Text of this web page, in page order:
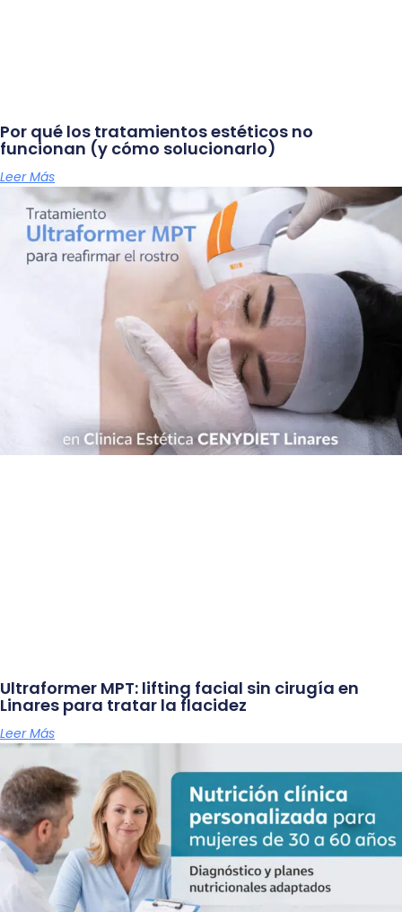
Por qué los tratamientos estéticos no
funcionan (y cómo solucionarlo)
Leer Más
Ultraformer MPT: lifting facial sin cirugía en
Linares para tratar la flacidez
Leer Más